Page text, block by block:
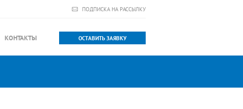
ПОДПИСКА НА РАССЫЛКУ
ОСТАВИТЬ ЗАЯВКУ
КОНТАКТЫ